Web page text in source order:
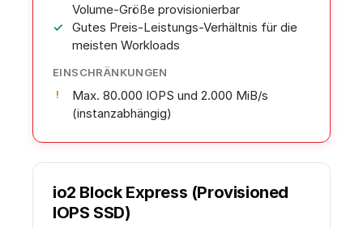
Volume-Größe provisionierbar
Gutes Preis-Leistungs-Verhältnis für die
meisten Workloads
EINSCHRÄNKUNGEN
Max. 80.000 IOPS und 2.000 MiB/s
(instanzabhängig)
io2 Block Express (Provisioned
IOPS SSD)